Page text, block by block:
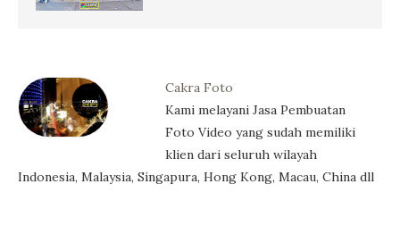
Cakra Foto
Kami melayani Jasa Pembuatan
Foto Video yang sudah memiliki
klien dari seluruh wilayah
Indonesia, Malaysia, Singapura, Hong Kong, Macau, China dll